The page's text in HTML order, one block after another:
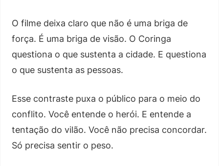
O filme deixa claro que não é uma briga de
força. É uma briga de visão. O Coringa
questiona o que sustenta a cidade. E questiona
o que sustenta as pessoas.
Esse contraste puxa o público para o meio do
conflito. Você entende o herói. E entende a
tentação do vilão. Você não precisa concordar.
Só precisa sentir o peso.